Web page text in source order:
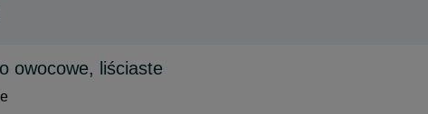
owocowe, liściaste